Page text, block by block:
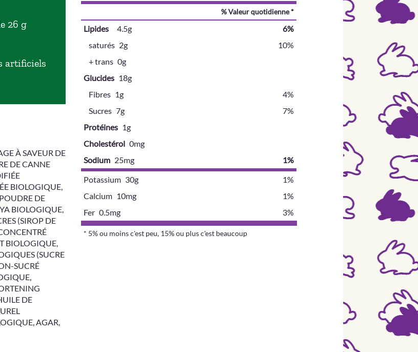
26 g
artificiels
À SAVEUR DE
DE CANNE
BIOLOGIQUE,
DE
BIOLOGIQUE,
(SIROP DE
BIOLOGIQUE,
(SUCRE
SUCRÉ
DE
AGAR,
% Valeur quotidienne *
Lipides 4.5g
6%
saturés 2g
10%
+ trans 0g
Glucides 18g
Fibres 1g
4%
Sucres 7g
7%
Protéines 1g
Cholestérol 0mg
Sodium 25mg
1%
Potassium 30g
1%
Calcium 10mg
1%
Fer 0.5mg
3%
* 5% ou moins c'est peu, 15% ou plus c'est beaucoup